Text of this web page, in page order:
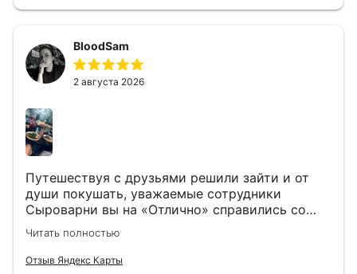
BloodSam
2 августа 2026
Путешествуя с друзьями решили зайти и от
души покушать, уважаемые сотрудники
Сыроварни вы на «Отлично» справились со
своей задачей, было вкусно,много и сытно🤤🔥
Читать полностью
Отзыв Яндекс Карты